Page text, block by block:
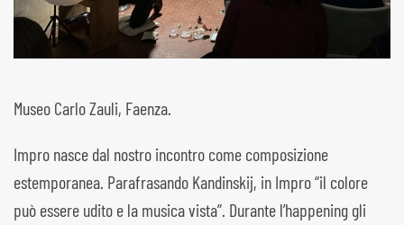
Museo Carlo Zauli, Faenza.
Impro nasce dal nostro incontro come composizione
estemporanea. Parafrasando Kandinskij, in Impro “il colore
può essere udito e la musica vista”. Durante l’happening gli